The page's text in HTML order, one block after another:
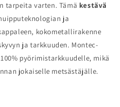
tarpeita varten. Tämä kestävä
ja
kokometallirakenne
ja tarkkuuden. Montec-
pyörimistarkkuudelle, mikä
jokaiselle metsästäjälle.